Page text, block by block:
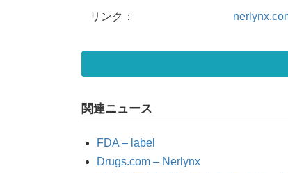
リンク：
関連ニュース
FDA – label
Drugs.com – Nerlynx